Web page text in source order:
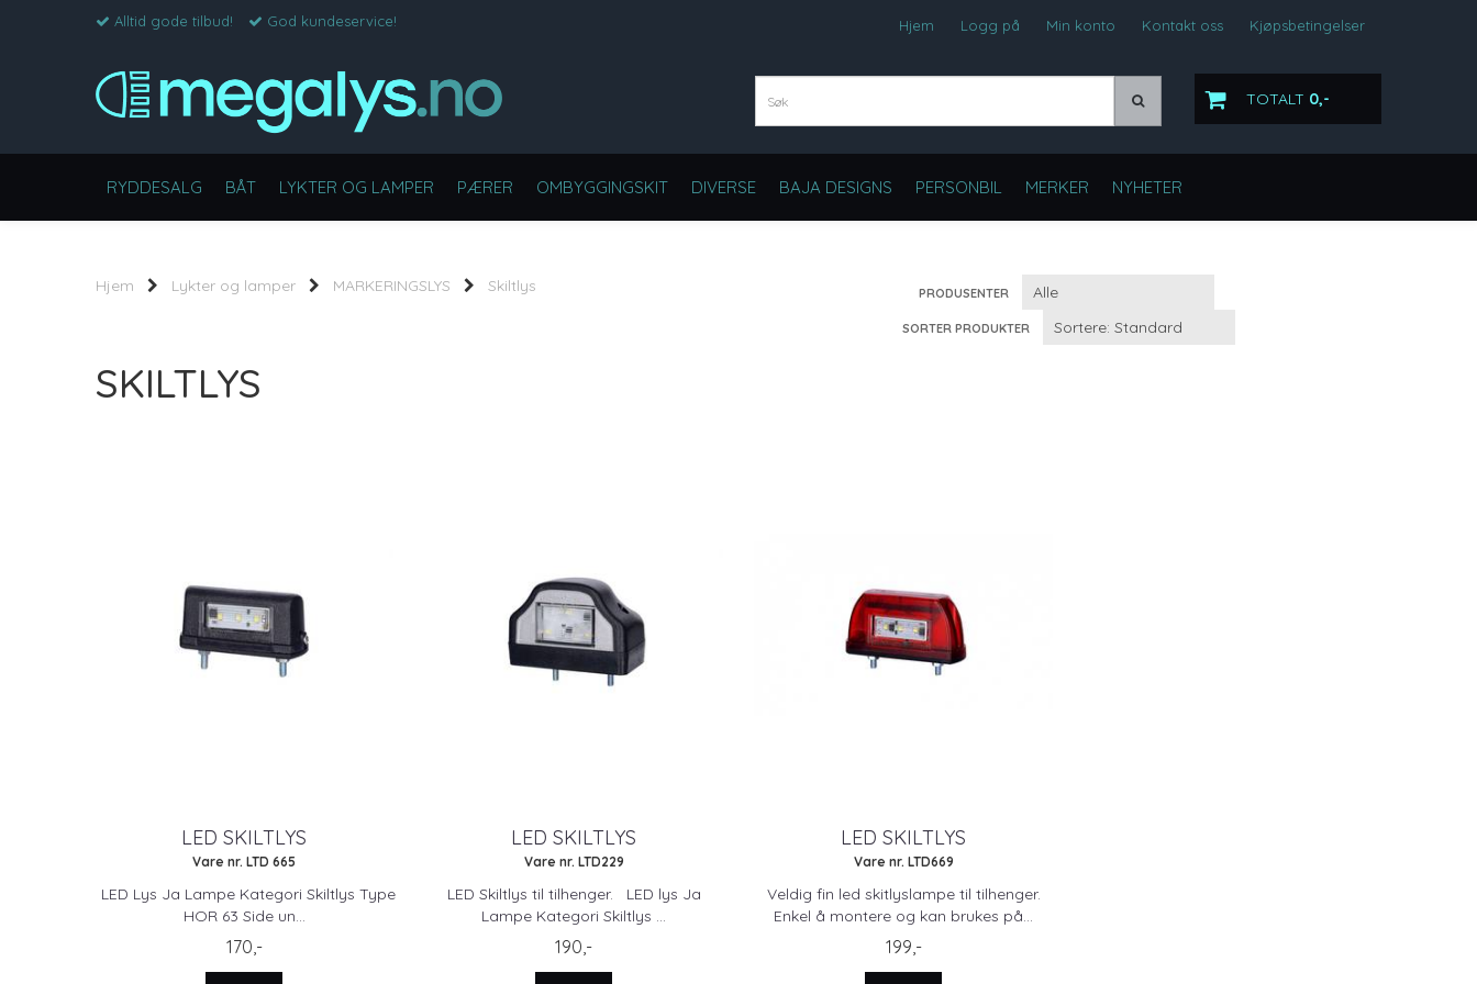
Alltid gode tilbud! God kundeservice! Hjem Logg på Min konto Kontakt oss Kjøpsbetingelser
TOTALT 0,-
RYDDESALG BÅT LYKTER OG LAMPER PÆRER OMBYGGINGSKIT DIVERSE BAJA DESIGNS PERSONBIL MERKER NYHETER
Hjem Lykter og lamper MARKERINGSLYS Skiltlys PRODUSENTER
SORTER PRODUKTER
SKILTLYS
LED SKILTLYS
Vare nr. LTD 665
LED Lys Ja Lampe Kategori Skiltlys Type
HOR 63 Side un...
170,-
LED SKILTLYS
Vare nr. LTD229
LED Skiltlys til tilhenger. LED lys Ja
Lampe Kategori Skiltlys ...
190,-
LED SKILTLYS
Vare nr. LTD669
Veldig fin led skitlyslampe til tilhenger.
Enkel å montere og kan brukes på...
199,-